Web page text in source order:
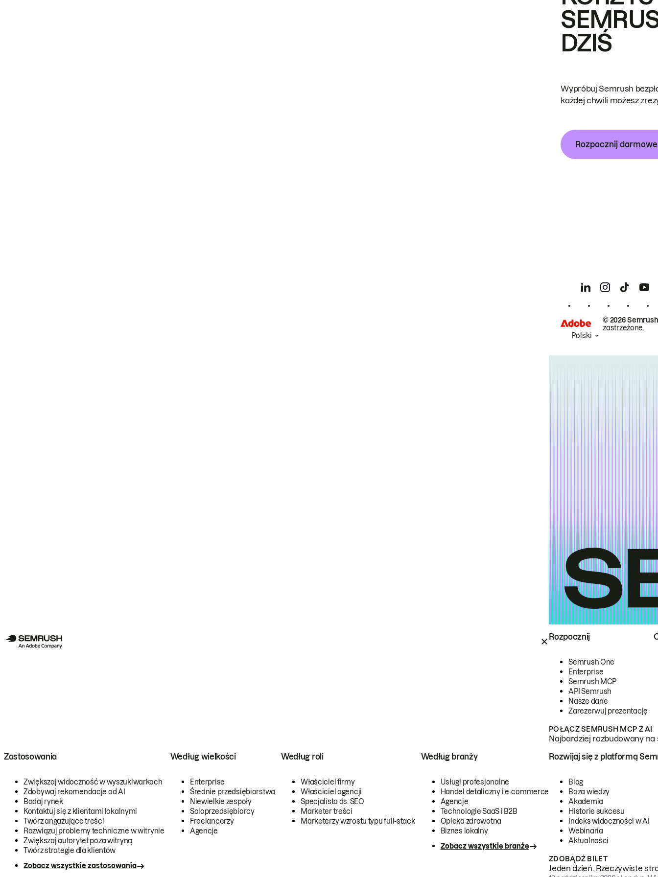
Rozpocznij
Semrush One
Enterprise
Semrush MCP
API Semrush
Nasze dane
Zarezerwuj prezentację
POŁĄCZ SEMRUSH MCP Z AI
Najbardziej rozbudowany
Zastosowania
Zwiększaj widoczność w wyszukiwarkach
Zdobywaj rekomendacje od AI
Badaj rynek
Kontaktuj się z klientami lokalnymi
Twórz angażujące treści
Rozwiązuj problemy techniczne w witrynie
Zwiększaj autorytet poza witryną
Twórz strategie dla klientów
Zobacz wszystkie zastosowania
Według wielkości
Enterprise
Średnie przedsiębiorstwa
Niewielkie zespoły
Soloprzedsiębiorcy
Freelancerzy
Agencje
Według roli
Właściciel firmy
Właściciel agencji
Specjalista ds. SEO
Marketer treści
Marketerzy wzrostu typu full-stack
Według branży
Usługi profesjonalne
Handel detaliczny i e-commerce
Agencje
Technologie SaaS i B2B
Opieka zdrowotna
Biznes lokalny
Zobacz wszystkie branże
Rozwijaj się z platformą
Blog
Baza wiedzy
Akademia
Historie sukcesu
Indeks widoczności w AI
Webinaria
Aktualności
ZDOBĄDŹ BILET
Jeden dzień. Rzeczywiste
DZIŚ
Wypróbuj Semrush
każdej chwili możesz
Rozpocznij
© 2026
zastrzeżone.
Polski